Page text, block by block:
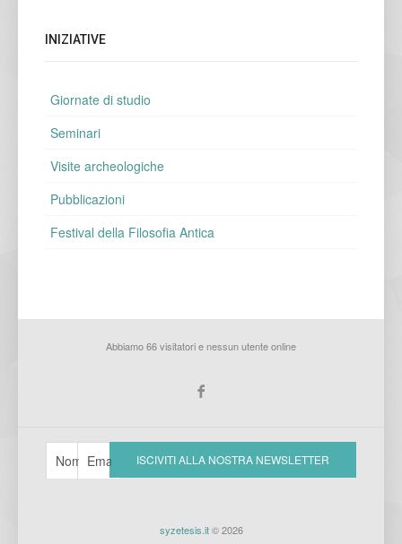
INIZIATIVE
Giornate di studio
Seminari
Visite archeologiche
Pubblicazioni
Festival della Filosofia Antica
Abbiamo 66 visitatori e nessun utente online
syzetesis.it© 2026